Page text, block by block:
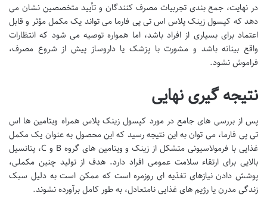
در نهایت، جمع بندی تجربیات مصرف کنندگان و تأیید متخصصین نشان می
دهد که کپسول زینک پلاس اس تی پی فارما می تواند یک مکمل مؤثر و قابل
اعتماد برای بسیاری از افراد باشد، اما همواره توصیه می شود که انتظارات
واقع بینانه باشد و مشورت با پزشک یا داروساز پیش از شروع مصرف،
فراموش نشود.
نتیجه گیری نهایی
پس از بررسی های جامع در مورد کپسول زینک پلاس همراه ویتامین ها اس
تی پی فارما، می توان به این نتیجه رسید که این محصول به عنوان یک مکمل
غذایی با فرمولاسیونی متشکل از زینک و ویتامین های گروه B و C، پتانسیل
بالایی برای ارتقاء سلامت عمومی افراد دارد. هدف از تولید چنین مکملی،
پوشش دادن نیازهای تغذیه ای روزمره است که ممکن است به دلیل سبک
زندگی مدرن یا رژیم های غذایی نامتعادل، به طور کامل برآورده نشوند.